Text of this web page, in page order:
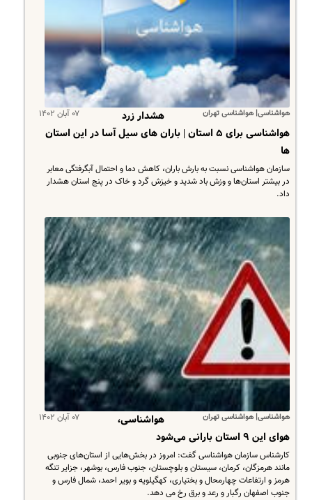
هواشناسی| هواشناسی تهران ۰۷ آبان ۱۴۰۲
هشدار زرد
هواشناسی برای ۵ استان | باران های سیل آسا در این استان
ها
سازمان هواشناسی نسبت به بارش باران، کاهش دما و احتمال آبگرفتگی معابر
در بیشتر استان‌ها و وزش باد شدید و خیزش گرد و خاک در پنج استان هشدار
داد.
هواشناسی| هواشناسی تهران ۰۷ آبان ۱۴۰۲
هواشناسی،
هوای این ۹ استان بارانی می‌شود
کارشناس سازمان هواشناسی گفت: امروز در بخش‌هایی از استان‌های جنوبی
مانند هرمزگان، کرمان، سیستان و بلوچستان، جنوب فارس، بوشهر، جزایر تنگه
هرمز و ارتفاعات چهارمحال و بختیاری، کهگیلویه و بویر احمد، شمال فارس و
جنوب اصفهان رگبار و رعد و برق رخ می دهد.​